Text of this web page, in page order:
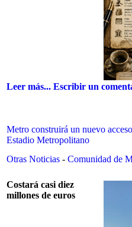
Leer más... Escribir un
Metro construirá un nuevo
Estadio Metropolitano
Otras Noticias - Comunidad de
Costará casi diez
millones de euros